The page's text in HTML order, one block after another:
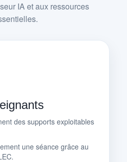
IA et aux ressources
des supports exploitables
une séance grâce au